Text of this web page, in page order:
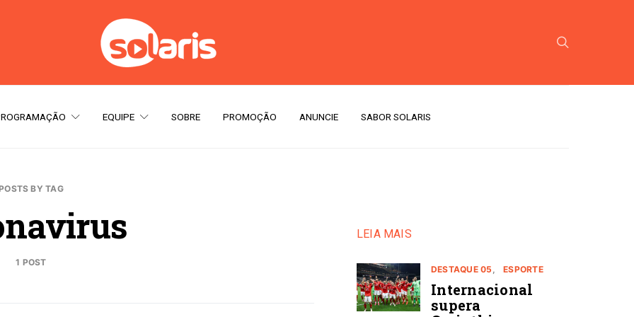
EQUIPE SOBRE PROMOÇÃO ANUNCIE SABOR SOLARIS
BY TAG
1 POST
LEIA MAIS
DESTAQUE 05 ESPORTE
Internacional
supera